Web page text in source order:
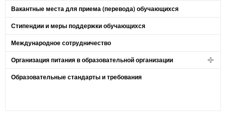
Вакантные места для приема (перевода) обучающихся
Стипендии и меры поддержки обучающихся
Международное сотрудничество
Организация питания в образовательной организации
Образовательные стандарты и требования